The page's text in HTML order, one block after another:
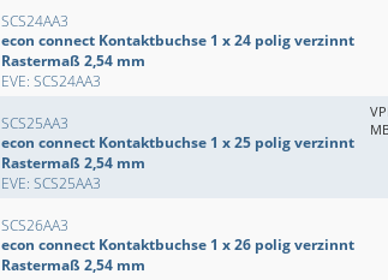
SCS24AA3
econ connect Kontaktbuchse 1 x 24 polig verzinnt
Rastermaß 2,54 mm
EVE: SCS24AA3
SCS25AA3
econ connect Kontaktbuchse 1 x 25 polig verzinnt
Rastermaß 2,54 mm
EVE: SCS25AA3
SCS26AA3
econ connect Kontaktbuchse 1 x 26 polig verzinnt
Rastermaß 2,54 mm